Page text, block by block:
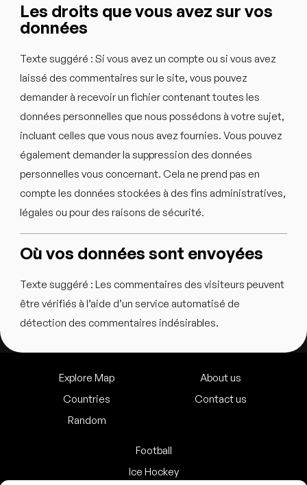
Les droits que vous avez sur vos
données
Texte suggéré : Si vous avez un compte ou si vous avez
laissé des commentaires sur le site, vous pouvez
demander à recevoir un fichier contenant toutes les
données personnelles que nous possédons à votre sujet,
incluant celles que vous nous avez fournies. Vous pouvez
également demander la suppression des données
personnelles vous concernant. Cela ne prend pas en
compte les données stockées à des fins administratives,
légales ou pour des raisons de sécurité.
Où vos données sont envoyées
Texte suggéré : Les commentaires des visiteurs peuvent
être vérifiés à l’aide d’un service automatisé de
détection des commentaires indésirables.
Explore Map
Countries
Random
About us
Contact us
Football
Ice Hockey